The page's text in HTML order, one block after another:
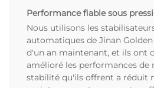
Performance fiable sous
Nous utilisons les
automatiques de Jinan
d'un an maintenant, et ils ont
amélioré les performances de
stabilité qu'ils offrent a réduit